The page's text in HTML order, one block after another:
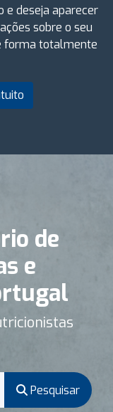
e deseja aparecer
sobre o seu
forma totalmente
de
e
Pesquisar